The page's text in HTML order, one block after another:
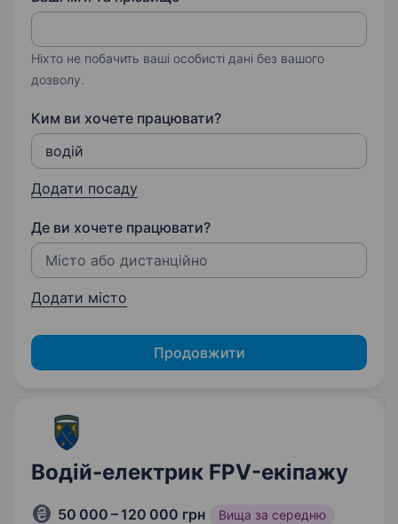
Ніхто не побачить ваші особисті дані без вашого
дозволу.
Ким ви хочете працювати?
Додати посаду
Де ви хочете працювати?
Додати місто
Продовжити
Водій-електрик FPV-екіпажу
50 000 – 120 000 грн Вища за середню